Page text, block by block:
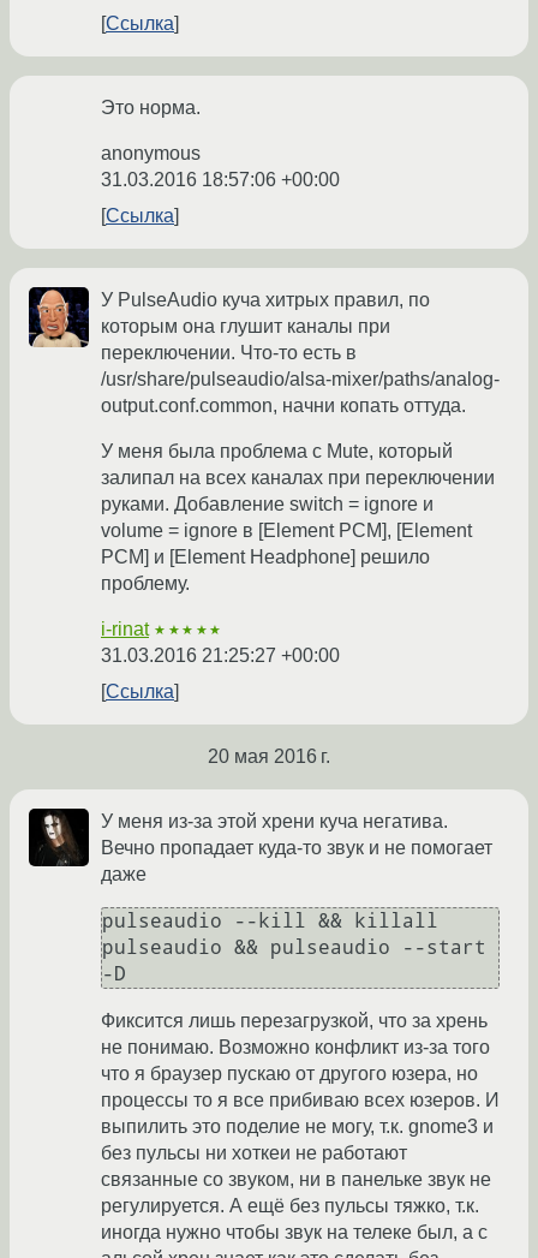
Ссылка
Это норма.
anonymous
31.03.2016 18:57:06 +00:00
Ссылка
У PulseAudio куча хитрых правил, по
которым она глушит каналы при
переключении. Что-то есть в
/usr/share/pulseaudio/alsa-mixer/paths/analog-
output.conf.common, начни копать оттуда.
У меня была проблема с Mute, который
залипал на всех каналах при переключении
руками. Добавление switch = ignore и
volume = ignore в [Element PCM], [Element
PCM] и [Element Headphone] решило
проблему.
i-rinat ★★★★★
31.03.2016 21:25:27 +00:00
Ссылка
20 мая 2016 г.
У меня из-за этой хрени куча негатива.
Вечно пропадает куда-то звук и не помогает
даже
pulseaudio --kill && killall
pulseaudio && pulseaudio --start
-D
Фиксится лишь перезагрузкой, что за хрень
не понимаю. Возможно конфликт из-за того
что я браузер пускаю от другого юзера, но
процессы то я все прибиваю всех юзеров. И
выпилить это поделие не могу, т.к. gnome3 и
без пульсы ни хоткеи не работают
связанные со звуком, ни в панельке звук не
регулируется. А ещё без пульсы тяжко, т.к.
иногда нужно чтобы звук на телеке был, а с